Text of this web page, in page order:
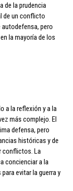
de la prudencia
de un conflicto
autodefensa, pero
la mayoría de los
a la reflexión y a la
más complejo. El
defensa, pero
históricas y de
conflictos. La
concienciar a la
evitar la guerra y